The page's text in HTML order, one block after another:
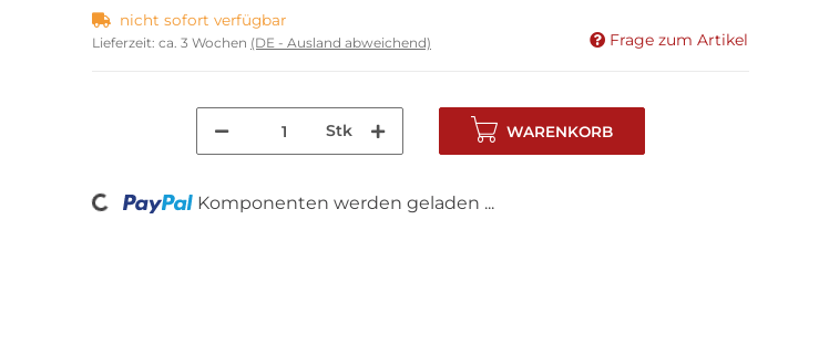
nicht sofort verfügbar
Lieferzeit: ca. 3 Wochen (DE - Ausland abweichend) Frage zum Artikel
Stk WARENKORB
Loading... Komponenten werden geladen ...